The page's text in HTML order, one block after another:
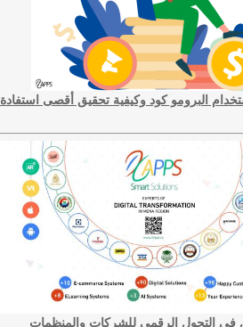
البرومو كود وكيفية تحقيق أقصى استفادة
التحول الرقمي للشركات والمنظمات